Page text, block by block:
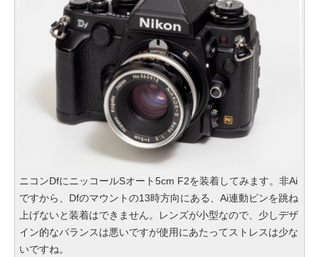
ニコンDfにニッコールSオート5cm F2を装着してみます。非Ai
ですから、Dfのマウントの13時方向にある、Ai連動ピンを跳ね
上げないと装着はできません。レンズが小型なので、少しデザ
イン的なバランスは悪いですが使用にあたってストレスは少な
いですね。